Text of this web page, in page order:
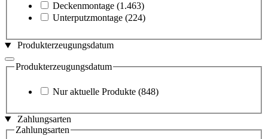
Deckenmontage (1.463)
Unterputzmontage (224)
Produkterzeugungsdatum
Produkterzeugungsdatum
Nur aktuelle Produkte (848)
Zahlungsarten
Zahlungsarten